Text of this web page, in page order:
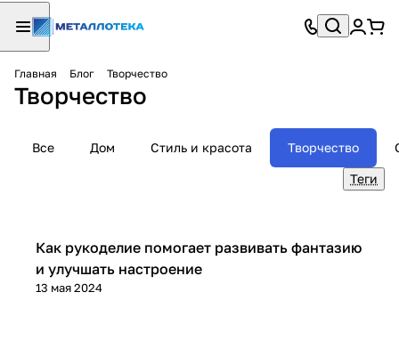
Главная Блог Творчество
Творчество
Все Дом Стиль и красота Творчество
Теги
Творчество
13 мая 2024
Как рукоделие помогает развивать фантазию
и улучшать настроение